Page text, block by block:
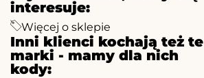
interesuje:
Więcej o sklepie
Inni klienci kochają też te
marki - mamy dla nich
kody: